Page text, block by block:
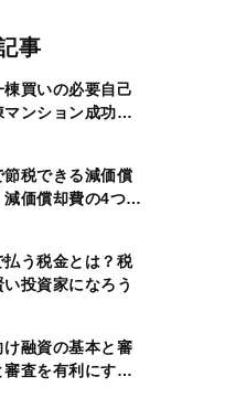
事
買いの必要自己
ンション成功の
税できる減価償
価償却費の4つの
う税金とは？税
投資家になろう
融資の基本と審
査を有利にする